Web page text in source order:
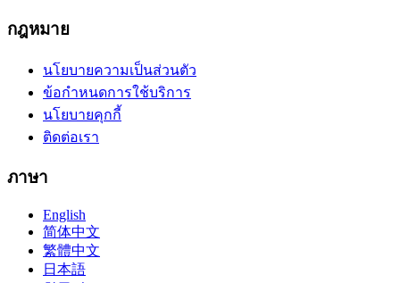
กฎหมาย
นโยบายความเป็นส่วนตัว
ข้อกำหนดการใช้บริการ
นโยบายคุกกี้
ติดต่อเรา
ภาษา
English
简体中文
繁體中文
日本語